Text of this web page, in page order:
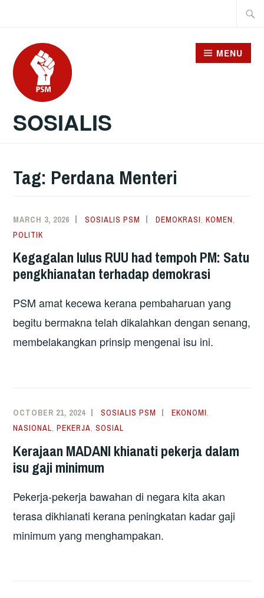
content
SOSIALIS
MENU
Tag: Perdana Menteri
MARCH 3, 2026 SOSIALIS PSM DEMOKRASI,KOMEN,
POLITIK
Kegagalan lulus RUU had tempoh PM: Satu
pengkhianatan terhadap demokrasi
PSM amat kecewa kerana pembaharuan yang
begitu bermakna telah dikalahkan dengan senang,
membelakangkan prinsip mengenai isu ini.
OCTOBER 21, 2024 SOSIALIS PSM EKONOMI,
NASIONAL,PEKERJA,SOSIAL
Kerajaan MADANI khianati pekerja dalam
isu gaji minimum
Pekerja-pekerja bawahan di negara kita akan
terasa dikhianati kerana peningkatan kadar gaji
minimum yang menghampakan.